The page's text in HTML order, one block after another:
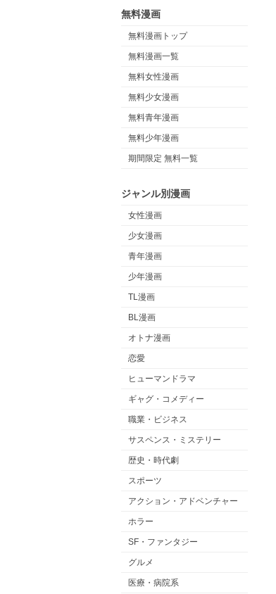
無料漫画
無料漫画トップ
無料漫画一覧
無料女性漫画
無料少女漫画
無料青年漫画
無料少年漫画
期間限定 無料一覧
ジャンル別漫画
女性漫画
少女漫画
青年漫画
少年漫画
TL漫画
BL漫画
オトナ漫画
恋愛
ヒューマンドラマ
ギャグ・コメディー
職業・ビジネス
サスペンス・ミステリー
歴史・時代劇
スポーツ
アクション・アドベンチャー
ホラー
SF・ファンタジー
グルメ
医療・病院系